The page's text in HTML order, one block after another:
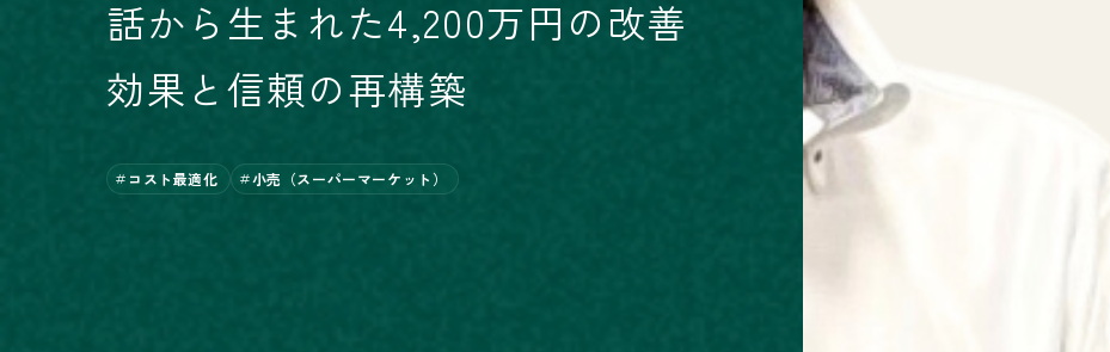
話から生まれた4,200万円の改善
効果と信頼の再構築
コスト最適化 小売（スーパーマーケット）